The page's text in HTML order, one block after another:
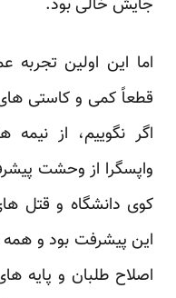
جایش خالی بود.
اما این اولین تجربه
قطعاً کمی و کاستی
اگر نگوییم، از
واپسگرا از وحشت
کوی دانشگاه و قتل
این پیشرفت بود و همه
اصلاح طلبان و پایه